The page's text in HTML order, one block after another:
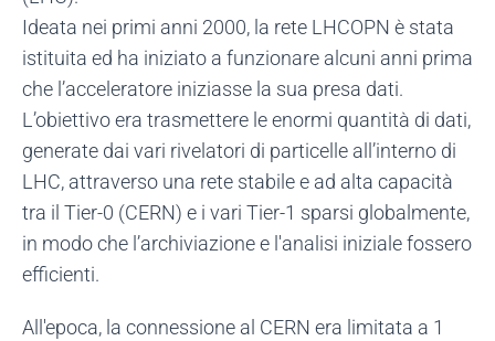
Ideata nei primi anni 2000, la rete LHCOPN è stata
istituita ed ha iniziato a funzionare alcuni anni prima
che l’acceleratore iniziasse la sua presa dati.
L’obiettivo era trasmettere le enormi quantità di dati,
generate dai vari rivelatori di particelle all’interno di
LHC, attraverso una rete stabile e ad alta capacità
tra il Tier-0 (CERN) e i vari Tier-1 sparsi globalmente,
in modo che l’archiviazione e l'analisi iniziale fossero
efficienti.
All'epoca, la connessione al CERN era limitata a 1